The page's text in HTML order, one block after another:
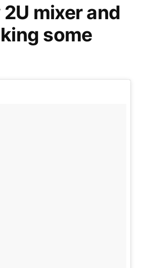
mixer and
some